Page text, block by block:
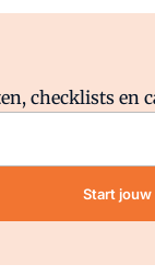
checklists en
Start